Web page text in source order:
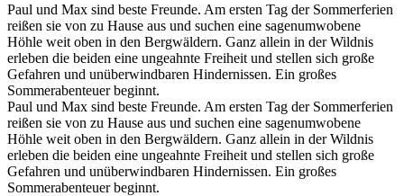
Paul und Max sind beste Freunde. Am ersten Tag der Sommerferien
reißen sie von zu Hause aus und suchen eine sagenumwobene
Höhle weit oben in den Bergwäldern. Ganz allein in der Wildnis
erleben die beiden eine ungeahnte Freiheit und stellen sich große
Gefahren und unüberwindbaren Hindernissen. Ein großes
Sommerabenteuer beginnt.
Paul und Max sind beste Freunde. Am ersten Tag der Sommerferien
reißen sie von zu Hause aus und suchen eine sagenumwobene
Höhle weit oben in den Bergwäldern. Ganz allein in der Wildnis
erleben die beiden eine ungeahnte Freiheit und stellen sich große
Gefahren und unüberwindbaren Hindernissen. Ein großes
Sommerabenteuer beginnt.